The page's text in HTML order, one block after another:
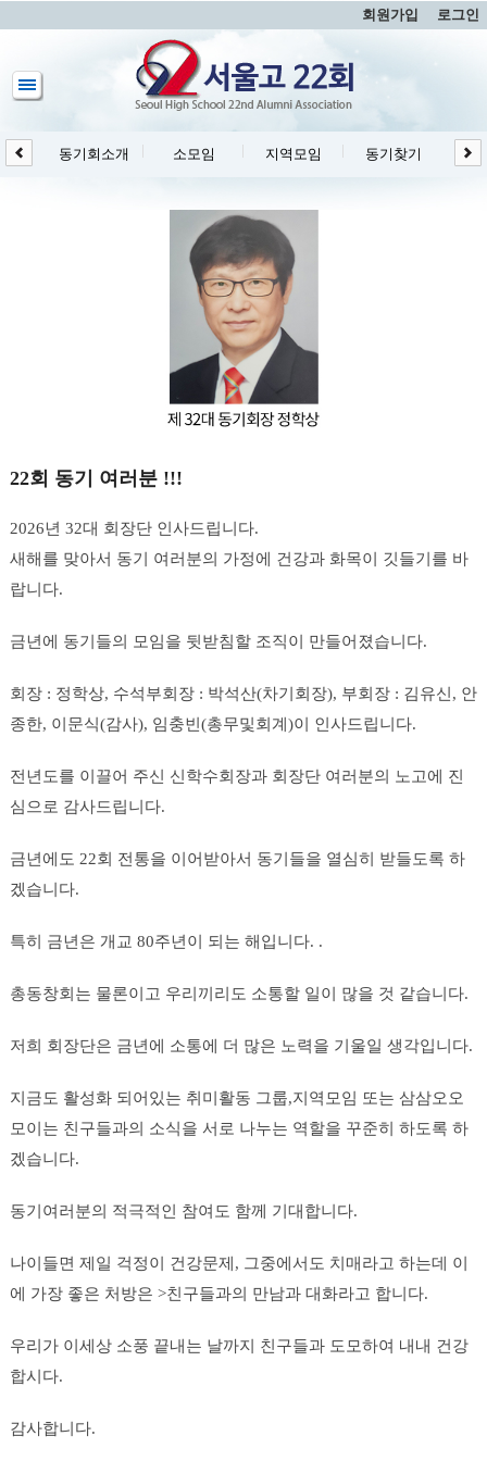
회원가입 로그인
동기회소개 소모임 지역모임 동기찾기 동
22회 동기 여러분 !!!
2026년 32대 회장단 인사드립니다.
새해를 맞아서 동기 여러분의 가정에 건강과 화목이 깃들기를 바
랍니다.
금년에 동기들의 모임을 뒷받침할 조직이 만들어졌습니다.
회장 : 정학상, 수석부회장 : 박석산(차기회장), 부회장 : 김유신, 안
종한, 이문식(감사), 임충빈(총무및회계)이 인사드립니다.
전년도를 이끌어 주신 신학수회장과 회장단 여러분의 노고에 진
심으로 감사드립니다.
금년에도 22회 전통을 이어받아서 동기들을 열심히 받들도록 하
겠습니다.
특히 금년은 개교 80주년이 되는 해입니다. .
총동창회는 물론이고 우리끼리도 소통할 일이 많을 것 같습니다.
저희 회장단은 금년에 소통에 더 많은 노력을 기울일 생각입니다.
지금도 활성화 되어있는 취미활동 그룹,지역모임 또는 삼삼오오
모이는 친구들과의 소식을 서로 나누는 역할을 꾸준히 하도록 하
겠습니다.
동기여러분의 적극적인 참여도 함께 기대합니다.
나이들면 제일 걱정이 건강문제, 그중에서도 치매라고 하는데 이
에 가장 좋은 처방은 >친구들과의 만남과 대화라고 합니다.
우리가 이세상 소풍 끝내는 날까지 친구들과 도모하여 내내 건강
합시다.
감사합니다.